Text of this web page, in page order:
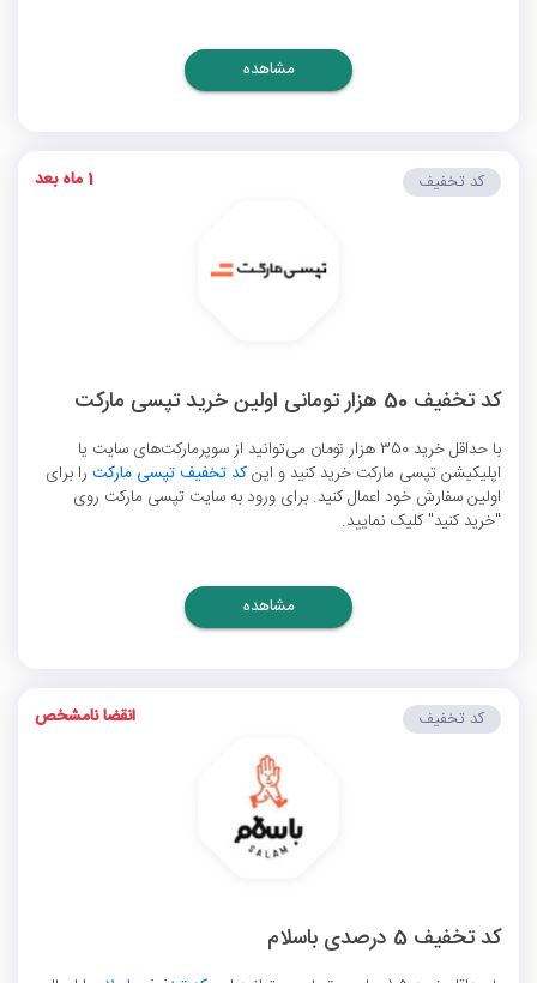
مشاهده
کد تخفیف 50 هزار تومانی اولین خرید تپسی مارکت
با حداقل خرید 350 هزار تومان می‌توانید از سوپرمارکت‌های سایت یا
اپلیکیشن تپسی مارکت خرید کنید و اینکد تخفیف تپسی مارکت را برای
اولین سفارش خود اعمال کنید. برای ورود به سایت تپسی مارکت روی
"خرید کنید" کلیک نمایید.
کد تخفیف 1 ماه بعد
مشاهده
کد تخفیف 5 درصدی باسلام
کد تخفیف انقضا نامشخص